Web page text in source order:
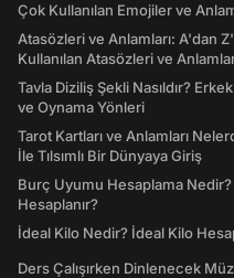
Çok Kullanılan Emojiler ve
Atasözleri ve Anlamları: A'dan
Kullanılan Atasözleri ve
Tavla Diziliş Şekli Nasıldır?
ve Oynama Yönleri
Tarot Kartları ve Anlamları
İle Tılsımlı Bir Dünyaya Giriş
Burç Uyumu Hesaplama
Hesaplanır?
İdeal Kilo Nedir? İdeal Kilo
Ders Çalışırken Dinlenecek